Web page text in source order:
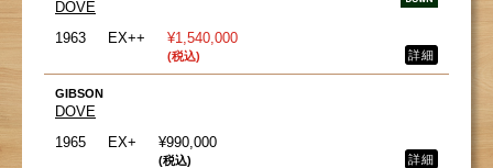
DOVE
1963
EX++ ¥1,540,000
(税込) 詳細
GIBSON
DOVE
1965
EX+ ¥990,000
(税込) 詳細